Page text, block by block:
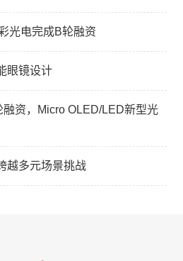
光电完成B轮融资
眼镜设计
资，Micro OLED/LED新型光
越多元场景挑战